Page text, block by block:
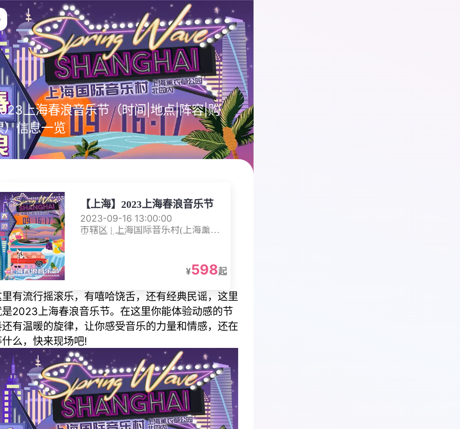
上海春浪音乐节（时间|地点|阵容|购
）信息一览
【上海】2023上海春浪音乐节
2023-09-16 13:00:00
市辖区 | 上海国际音乐村(上海薰衣
¥598起
有流行摇滚乐，有嘻哈饶舌，还有经典民谣，这里
2023上海春浪音乐节。在这里你能体验动感的节
有温暖的旋律，让你感受音乐的力量和情感，还在
么，快来现场吧!